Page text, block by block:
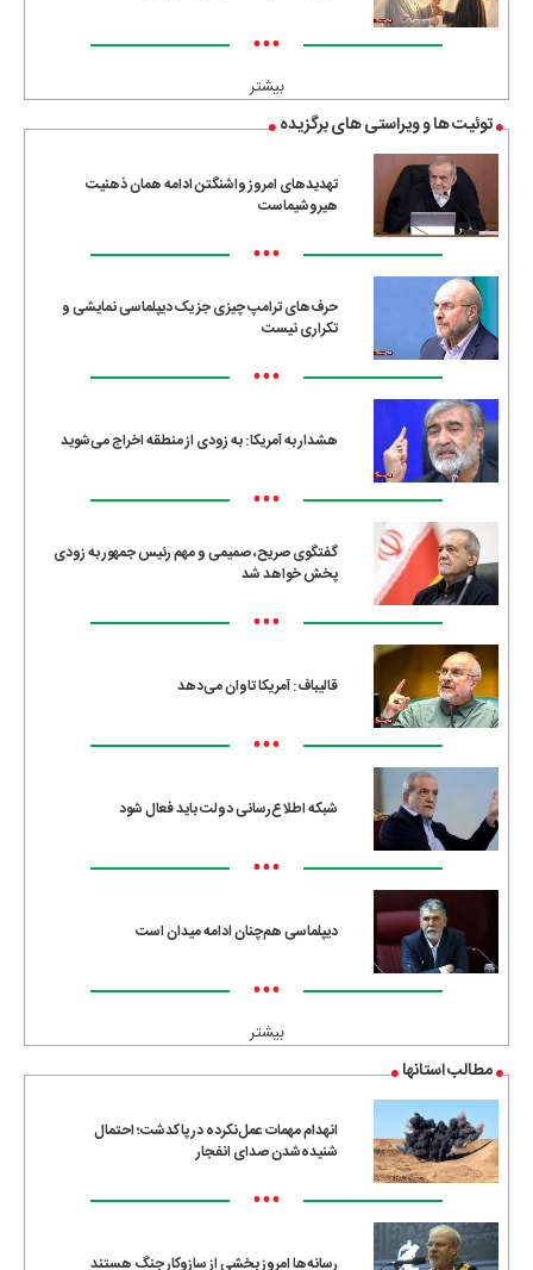
•••
بیشتر
توئیت ها و ویراستی های برگزیده
تهدیدهای امروز واشنگتن ادامه همان ذهنیت
هیروشیماست
•••
حرف‌های ترامپ چیزی جز یک دیپلماسی نمایشی و
تکراری نیست
•••
هشدار به آمریکا: به زودی از منطقه اخراج می‌شوید
•••
گفتگوی صریح، صمیمی و مهم رئیس جمهور به زودی
پخش خواهد شد
•••
قالیباف: آمریکا تاوان می‌دهد
•••
شبکه اطلاع‌رسانی دولت باید فعال شود
•••
دیپلماسی هم‌چنان ادامه میدان است
•••
بیشتر
مطالب استانها
انهدام مهمات عمل‌نکرده در پاکدشت؛ احتمال
شنیده‌شدن صدای انفجار
•••
رسانه‌ها امروز بخشی از سازوکار جنگ هستند